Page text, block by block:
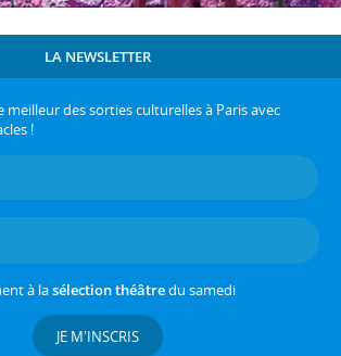
LA NEWSLETTER
meilleur des sorties culturelles à Paris avec
!
à lasélection théâtredu samedi
JE M'INSCRIS